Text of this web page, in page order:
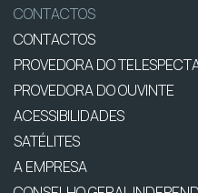
CONTACTOS
CONTACTOS
PROVEDORA DO
PROVEDORA DO OUVINTE
ACESSIBILIDADES
SATÉLITES
A EMPRESA